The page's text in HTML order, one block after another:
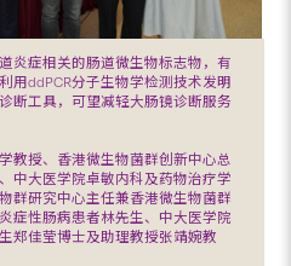
炎症相关的肠道微生物标志物，有
用ddPCR分子生物学检测技术发明
断工具，可望减轻大肠镜诊断服务
教授、香港微生物菌群创新中心总
中大医学院卓敏内科及药物治疗学
群研究中心主任兼香港微生物菌群
症性肠病患者林先生、中大医学院
郑佳莹博士及助理教授张靖婉教